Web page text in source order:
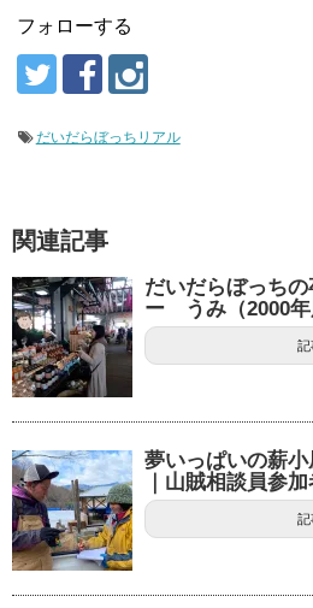
フォローする
だいだらぼっちリアル
関連記事
だいだらぼっち
ー うみ（2000年
記
夢いっぱいの薪小
｜山賊相談員参
記